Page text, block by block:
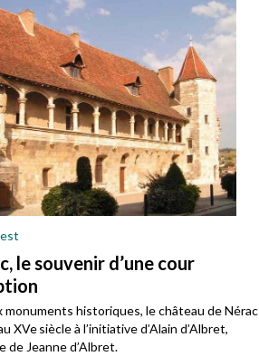
le souvenir d’une cour
monuments historiques, le château de Nérac
XVe siècle à l’initiative d’Alain d’Albret,
de Jeanne d’Albret.